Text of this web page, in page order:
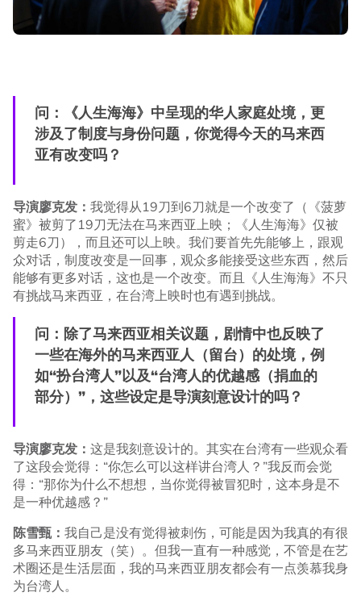
问：《人生海海》中呈现的华人家庭处境，更
涉及了制度与身份问题，你觉得今天的马来西
亚有改变吗？
导演廖克发： 我觉得从19刀到6刀就是一个改变了（《菠萝
蜜》被剪了19刀无法在马来西亚上映；《人生海海》仅被
剪走6刀），而且还可以上映。我们要首先先能够上，跟观
众对话，制度改变是一回事，观众多能接受这些东西，然后
能够有更多对话，这也是一个改变。而且《人生海海》不只
有挑战马来西亚，在台湾上映时也有遇到挑战。
问：除了马来西亚相关议题，剧情中也反映了
一些在海外的马来西亚人（留台）的处境，例
如“扮台湾人”以及“台湾人的优越感（捐血的
部分）”，这些设定是导演刻意设计的吗？
导演廖克发： 这是我刻意设计的。其实在台湾有一些观众看
了这段会觉得：“你怎么可以这样讲台湾人？”我反而会觉
得：“那你为什么不想想，当你觉得被冒犯时，这本身是不
是一种优越感？”
陈雪甄： 我自己是没有觉得被刺伤，可能是因为我真的有很
多马来西亚朋友（笑）。但我一直有一种感觉，不管是在艺
术圈还是生活层面，我的马来西亚朋友都会有一点羡慕我身
为台湾人。